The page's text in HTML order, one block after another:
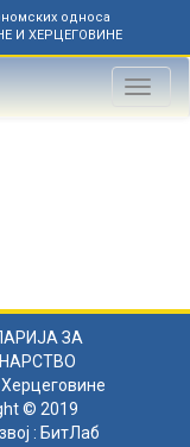
односа
И ХЕРЦЕГОВИНЕ
Toggle
ЗА
© 2019
: БитЛаб